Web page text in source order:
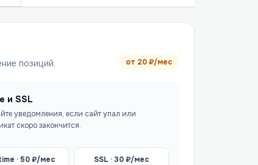
позиций. от 20₽/мес
и SSL
уведомления, если сайт упал или
скоро закончится.
·50₽/мес SSL ·30₽/мес